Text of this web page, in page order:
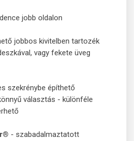
jobb oldalon
jobbos kivitelben tartozék
vagy fekete üveg
szekrénybe építhető
választás - különféle
- szabadalmaztatott